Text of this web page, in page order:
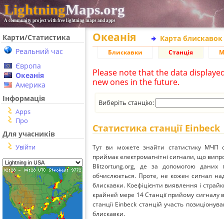
LightningMaps.org
A community project with free lightning maps and apps
Карти/Статистика
Реальний час
Європа
Океанія
Америка
Інформація
Apps
Про
Для учасників
Увійти
Океанія Карта
Блискавки Станція
Please note that the data
new ones in the future.
Виберіть станцію:
Статистика станції Einbeck
Тут ви можете знайти статистику МЧП
приймає електромагнітні сигнали, що
Blitzortung.org, де за допомогою даних
обчислюється. Проте, не кожен сигнал
блискавки. Коефіцієнти виявлення і
крайней мере 14 Станції прийому сигналу
станції Einbeck станцій участь
блискавки.